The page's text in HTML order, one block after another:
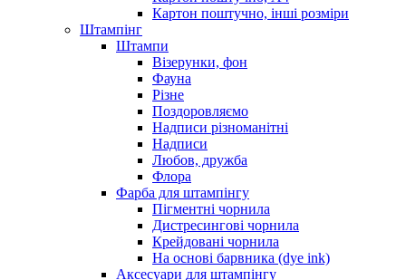
Картон поштучно, інші розміри
Штампінг
Штампи
Візерунки, фон
Фауна
Різне
Поздоровляємо
Надписи різноманітні
Надписи
Любов, дружба
Флора
Фарба для штампінгу
Пігментні чорнила
Дистресингові чорнила
Крейдовані чорнила
На основі барвника (dye ink)
Аксесуари для штампінгу